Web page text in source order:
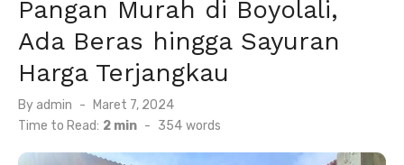
Pangan Murah di Boyolali,
Ada Beras hingga Sayuran
Harga Terjangkau
By admin
Posted
on
Maret 7, 2024
Time to Read: 2 min - 354 words